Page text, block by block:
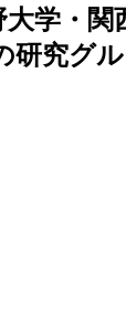
学・関
研究グル